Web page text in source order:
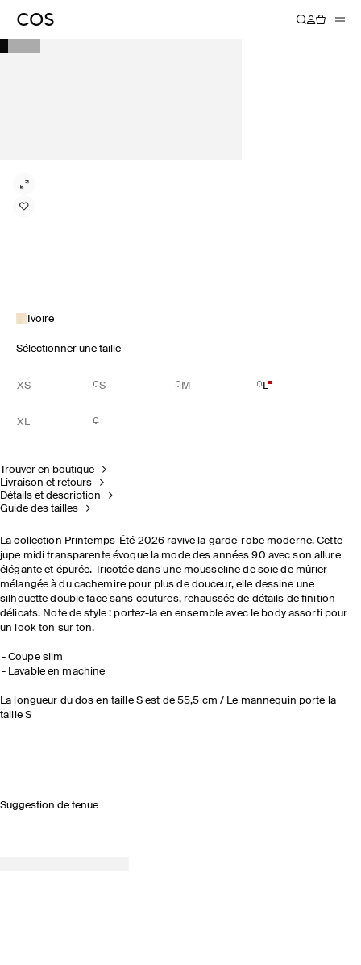
Ivoire
Sélectionner une taille
XS S M L
XL
Trouver en boutique
Livraison et retours
Détails et description
Guide des tailles
La collection Printemps-Été 2026 ravive la garde-robe moderne. Cette
jupe midi transparente évoque la mode des années 90 avec son allure
élégante et épurée. Tricotée dans une mousseline de soie de mûrier
mélangée à du cachemire pour plus de douceur, elle dessine une
silhouette double face sans coutures, rehaussée de détails de finition
délicats. Note de style : portez-la en ensemble avec le body assorti pour
un look ton sur ton.
Coupe slim
Lavable en machine
La longueur du dos en taille S est de 55,5 cm / Le mannequin porte la
taille S
Suggestion de tenue